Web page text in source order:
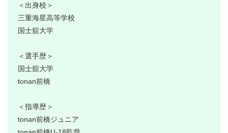
＜出身校＞
三重海星高等学校
国士舘大学
＜選手歴＞
国士舘大学
tonan前橋
＜指導歴＞
tonan前橋ジュニア